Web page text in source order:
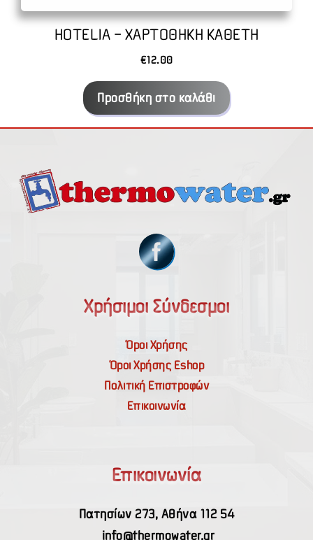
HOTELIA – ΧΑΡΤΟΘΗΚΗ ΚΑΘΕΤΗ
€12.00
Προσθήκη στο καλάθι
Χρήσιμοι Σύνδεσμοι
Όροι Χρήσης
Όροι Χρήσης Εshop
Πολιτική Επιστροφών
Επικοινωνία
Επικοινωνία
Πατησίων 273, Αθήνα 112 54
info@thermowater.gr